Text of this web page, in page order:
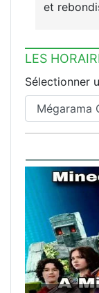
et
LES
Sélectionner